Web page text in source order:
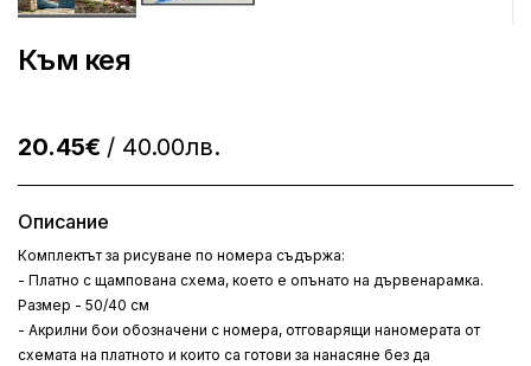
Към кея
20.45€ / 40.00лв.
Описание
Комплектът за рисуване по номера съдържа:
- Платно с щампована схема, което е опънато на дървенарамка.
Размер - 50/40 см
- Акрилни бои обозначени с номера, отговарящи наномерата от
схемата на платното и които са готови за нанасяне без да